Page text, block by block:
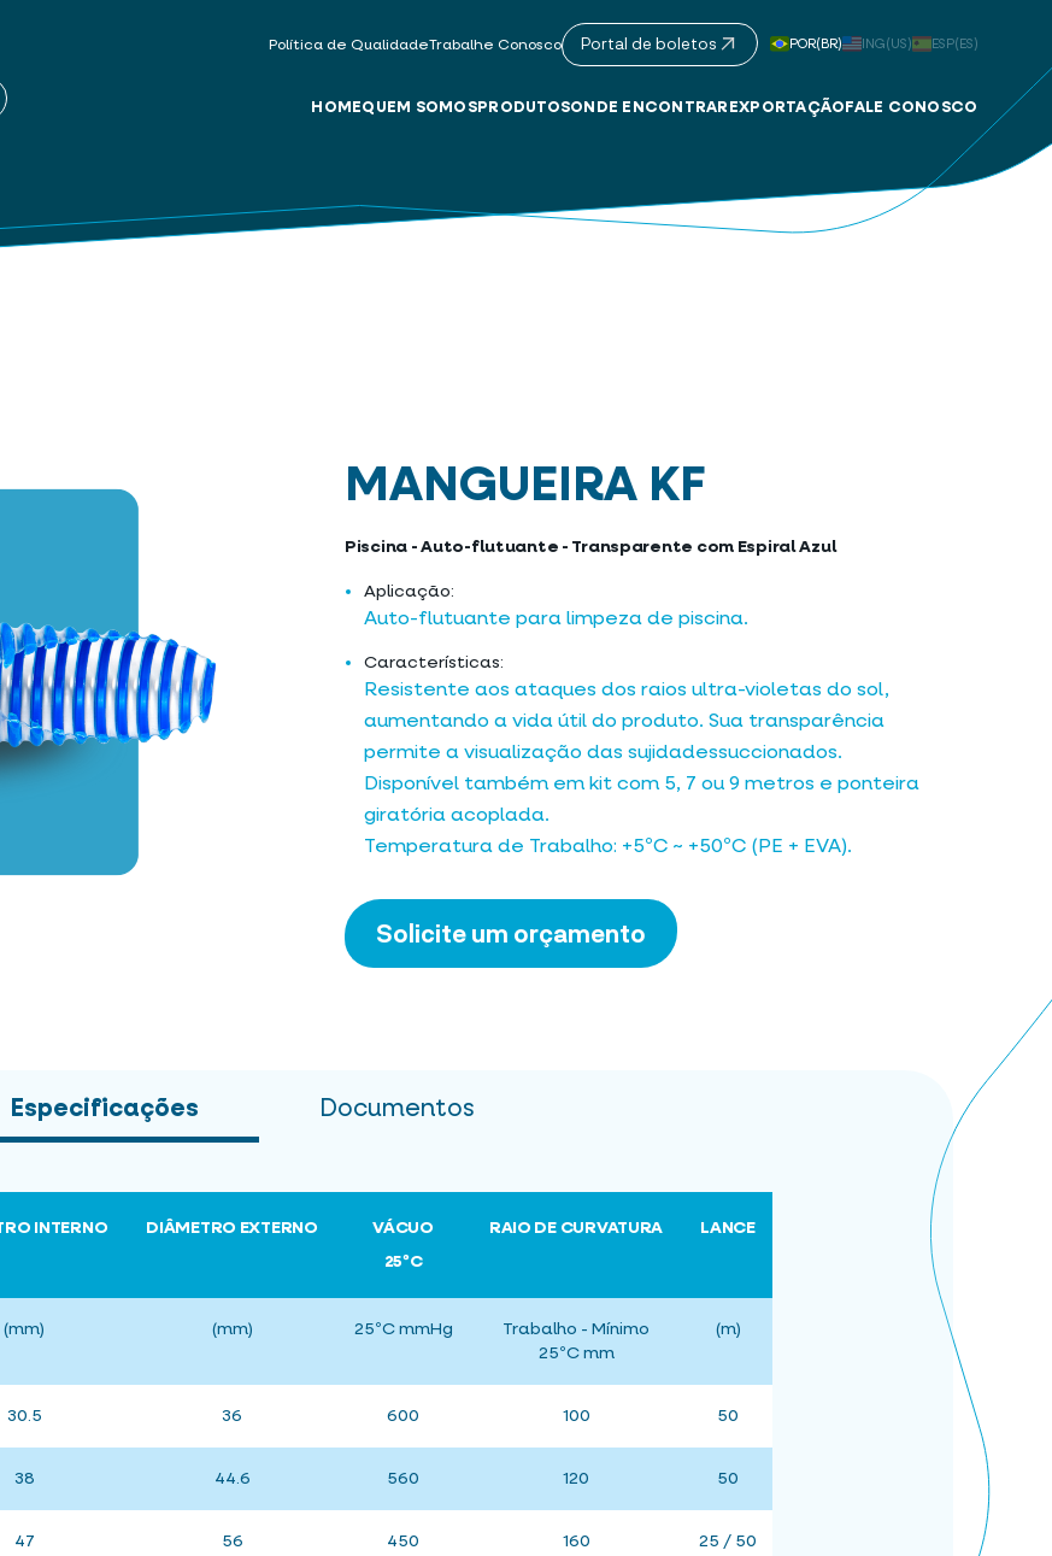
Política de QualidadeTrabalhe Conosco Portal de boletos POR(BR) ING(US) ESP(ES)
HOMEQUEM SOMOS PRODUTOSONDE ENCONTRAR EXPORTAÇÃO FALE CONOSCO
MANGUEIRA KF
Piscina - Auto-flutuante - Transparente com Espiral Azul
Aplicação:
Auto-flutuante para limpeza de piscina.
Características:
Resistente aos ataques dos raios ultra-violetas do sol,
aumentando a vida útil do produto. Sua transparência
permite a visualização das sujidadessuccionados.
Disponível também em kit com 5, 7 ou 9 metros e ponteira
giratória acoplada.
Temperatura de Trabalho: +5ºC ~ +50ºC (PE + EVA).
Solicite um orçamento
Especificações Documentos
INTERNO DIÂMETRO EXTERNO
VÁCUO
25ºC
RAIO DE CURVATURA LANCE
(mm) (mm) 25ºC mmHg
Trabalho - Mínimo
25ºC mm
(m)
30.5 36 600 100 50
38 44.6 560 120 50
47 56 450 160 25 / 50